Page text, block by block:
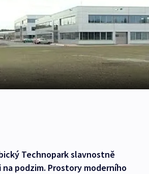
Technopark slavnostně
podzim. Prostory moderního